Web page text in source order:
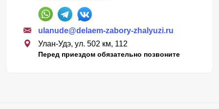
ulanude@delaem-zabory-zhalyuzi.ru
Улан-Удэ, ул. 502 км, 112
Перед приездом обязательно позвоните